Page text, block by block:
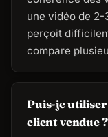
une vidéo de
perçoit
compare
Puis-je
client vendue ?